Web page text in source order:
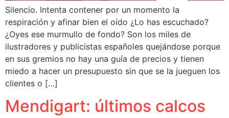
Silencio. Intenta contener por un momento la
respiración y afinar bien el oído ¿Lo has escuchado?
¿Oyes ese murmullo de fondo? Son los miles de
ilustradores y publicistas españoles quejándose porque
en sus gremios no hay una guía de precios y tienen
miedo a hacer un presupuesto sin que se la jueguen los
clientes o […]
Mendigart: últimos calcos